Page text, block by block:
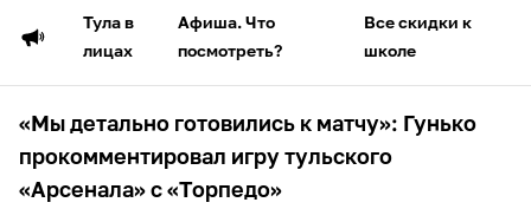
Тула в
лицах
Афиша. Что
посмотреть?
Все скидки к
школе
«Мы детально готовились к матчу»: Гунько
прокомментировал игру тульского
«Арсенала» с «Торпедо»